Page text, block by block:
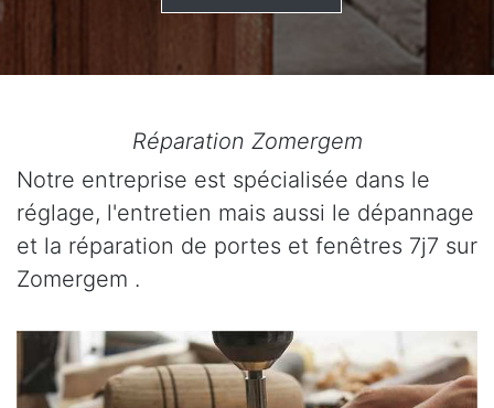
Réparation Zomergem
Notre entreprise est spécialisée dans le
réglage, l'entretien mais aussi le dépannage
et la réparation de portes et fenêtres 7j7 sur
Zomergem .